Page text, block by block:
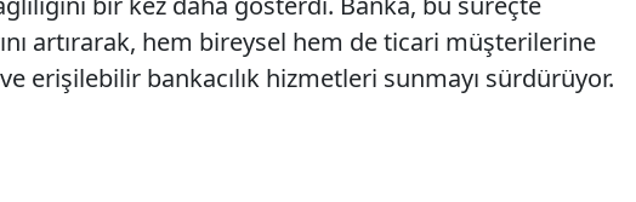
artırarak, hem bireysel hem de ticari müşterilerine
erişilebilir bankacılık hizmetleri sunmayı sürdürüyor.